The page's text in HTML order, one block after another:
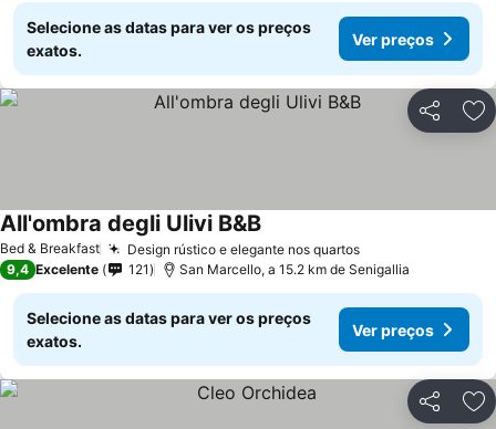
Selecione as datas para ver os preços
exatos.
Ver preços
Partilhar
Bed & Breakfast Design rústico e elegante nos quartos
All'ombra degli Ulivi B&B
9,4 Excelente 121 San Marcello, a 15.2 km de Senigallia
Selecione as datas para ver os preços
exatos.
Ver preços
Partilhar